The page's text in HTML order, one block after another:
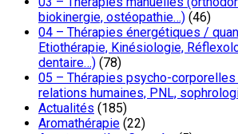
biokinergie, ostéopathie…) (46)
04 – Thérapies énergétiques /
Etiothérapie, Kinésiologie,
dentaire…) (78)
05 – Thérapies psycho-corporelles
relations humaines, PNL,
Actualités (185)
Aromathérapie (22)